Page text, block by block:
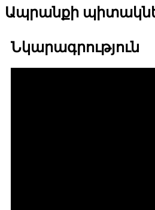
Ապրանքի
Նկարագրություն